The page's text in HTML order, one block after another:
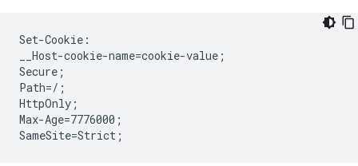
Set-Cookie:
__Host-cookie-name=cookie-value;
Secure;
Path=/;
HttpOnly;
Max-Age=7776000;